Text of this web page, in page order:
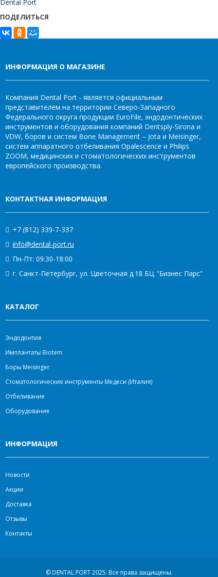
Dental Port
ПОДЕЛИТЬСЯ
ИНФОРМАЦИЯ О МАГАЗИНЕ
Компания Dental Port - является официальным
представителем на территории Северо-Западного
Федерального округа продукции EuroFile, эндодонтических
инструментов и оборудования компаний Dentsply-Sirona и
VDW, боров и систем Bone Management – Jota и Meisinger,
систем аппаратного отбеливания Opalescence и Philips
ZOOM, медицинских и стоматологических инструментов
европейского производства.
КОНТАКТНАЯ ИНФОРМАЦИЯ
+7 (812) 339-7-337
info@dental-port.ru
Пн-Пт: 09:30-18:00
г. Санкт-Петербург, ул. Цветочная д.18 БЦ "Бизнес Парс"
КАТАЛОГ
Эндодонтия
Имплантаты Biotem
Боры Meisinger
Стоматологические инструменты Медеси (Италия)
Отбеливание
Оборудование
ИНФОРМАЦИЯ
Новости
Акции
Доставка
Отзывы
Контакты
© DENTAL PORT 2025. Все права защищены.